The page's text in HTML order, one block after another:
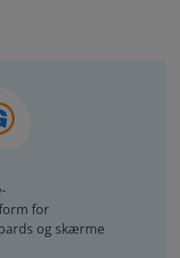
for
og skærme